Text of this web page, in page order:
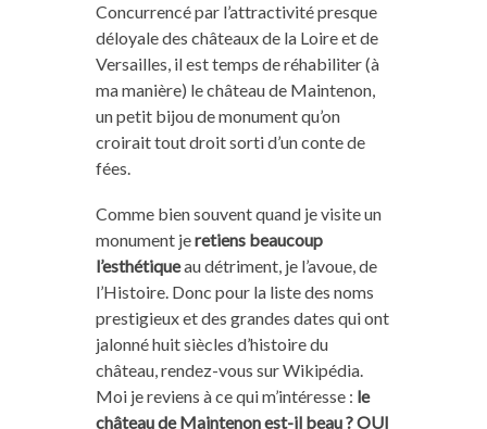
Concurrencé par l’attractivité presque
déloyale des châteaux de la Loire et de
Versailles, il est temps de réhabiliter (à
ma manière) le château de Maintenon,
un petit bijou de monument qu’on
croirait tout droit sorti d’un conte de
fées.
Comme bien souvent quand je visite un
monument jeretiens beaucoup
l’esthétiqueau détriment, je l’avoue, de
l’Histoire. Donc pour la liste des noms
prestigieux et des grandes dates qui ont
jalonné huit siècles d’histoire du
château, rendez-vous sur Wikipédia.
Moi je reviens à ce qui m’intéresse : le
château de Maintenon est-il beau ? OUI